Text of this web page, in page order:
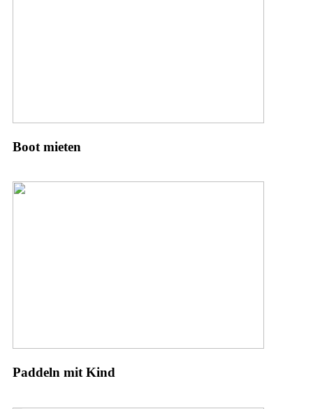
Boot mieten
Paddeln mit Kind